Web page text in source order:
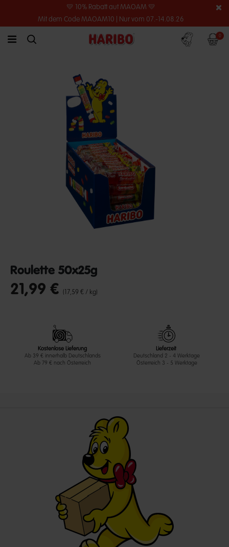
💛 10% Rabatt auf MAOAM 💛
Mit dem Code MAOAM10 | Nur vom 07.-14.08.26
link.header.menu.label
simplesearch.search.label
Konto 0
Roulette 50x25g
undefined out of 5 Customer Rating
21,99 € (17,59 € / kg)
Kostenlose Lieferung
Ab 39 € innerhalb Deutschlands
Ab 79 € nach Österreich
Lieferzeit
Deutschland 2 - 4 Werktage
Österreich 3 - 5 Werktage